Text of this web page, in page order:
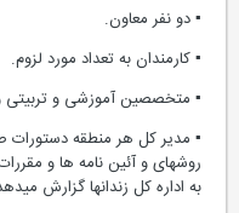
▪ دو نفر معاون.
▪ کارمندان به تعداد مورد لزوم.
▪ متخصصین آموزشی و تربیتی و
▪ مدیر کل هر منطقه دستورات
روشهای و آئین نامه ها و مقررات
به اداره کل زندانها گزارش میدهد.